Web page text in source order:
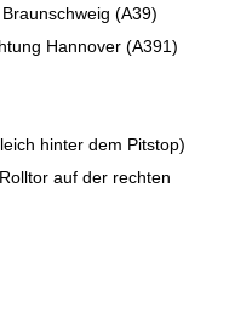
(A39)
Hannover (A391)
hinter dem Pitstop)
auf der rechten